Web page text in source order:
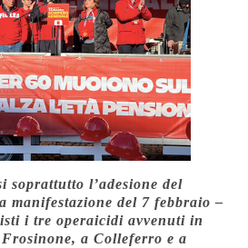
soprattutto l’adesione del
manifestazione del 7 febbraio –
i tre operaicidi avvenuti in
a Colleferro e a